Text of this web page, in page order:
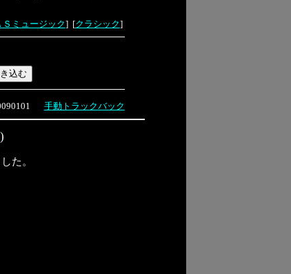
Ｓミュージック] [クラシック]
手動トラックバック
)
た。